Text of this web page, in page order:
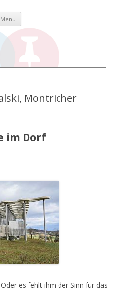
Bibliotheken, Antiquariate …
Menu Skip to content
Montricher
im Dorf
es fehlt ihm der Sinn für das